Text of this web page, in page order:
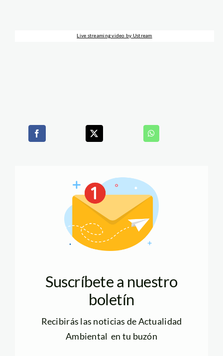
Live streaming video by Ustream
Suscríbete a nuestro
boletín
Recibirás las noticias de Actualidad
Ambiental en tu buzón